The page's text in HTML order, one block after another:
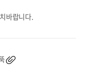
바랍니다.